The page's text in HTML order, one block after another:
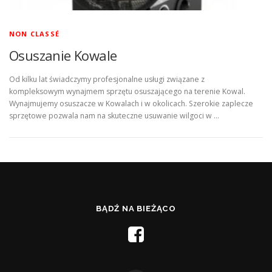
NON CLASSÉ
Osuszanie Kowale
Od kilku lat świadczymy profesjonalne usługi związane z
kompleksowym wynajmem sprzętu osuszającego na terenie Kowal.
Wynajmujemy osuszacze w Kowalach i w okolicach. Szerokie zaplecze
sprzętowe pozwala nam na skuteczne usuwanie wilgoci w …
BĄDŹ NA BIEŻĄCO